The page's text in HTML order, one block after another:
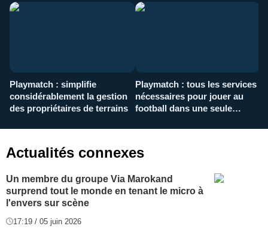
Playmatch : simplifie
considérablement la gestion
des propriétaires de terrains
Playmatch : tous les services
nécessaires pour jouer au
football dans une seule
Actualités connexes
Un membre du groupe Via Marokand
surprend tout le monde en tenant le micro à
l'envers sur scène
17:19 / 05 juin 2026